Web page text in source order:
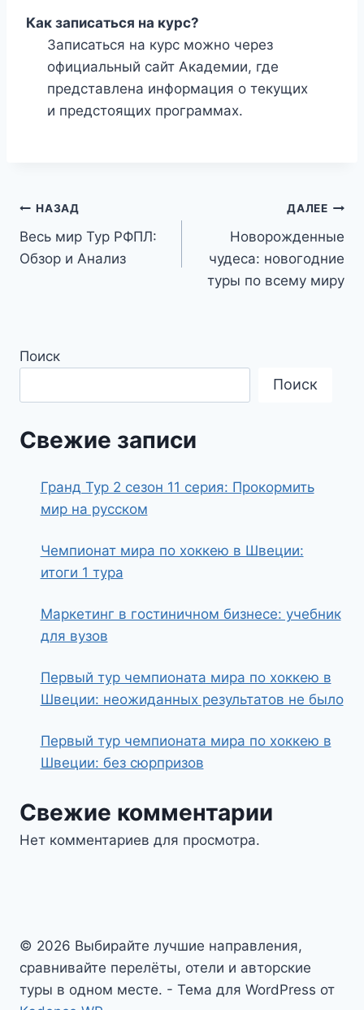
Как записаться на курс?
Записаться на курс можно через
официальный сайт Академии, где
представлена информация о текущих
и предстоящих программах.
Навигация
по
НАЗАД
Весь мир Тур РФПЛ:
Обзор и Анализ
ДАЛЕЕ
Новорожденные
чудеса: новогодние
туры по всему миру
Поиск
Поиск
Свежие записи
Гранд Тур 2 сезон 11 серия: Прокормить
мир на русском
Чемпионат мира по хоккею в Швеции:
итоги 1 тура
Маркетинг в гостиничном бизнесе: учебник
для вузов
Первый тур чемпионата мира по хоккею в
Швеции: неожиданных результатов не было
Первый тур чемпионата мира по хоккею в
Швеции: без сюрпризов
Свежие комментарии
Нет комментариев для просмотра.
© 2026 Выбирайте лучшие направления,
сравнивайте перелёты, отели и авторские
туры в одном месте. - Тема для WordPress от